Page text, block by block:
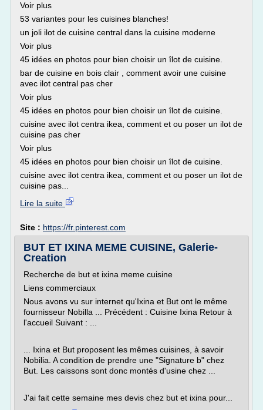
Voir plus
53 variantes pour les cuisines blanches!
un joli ilot de cuisine central dans la cuisine moderne
Voir plus
45 idées en photos pour bien choisir un îlot de cuisine.
bar de cuisine en bois clair , comment avoir une cuisine
avec ilot central pas cher
Voir plus
45 idées en photos pour bien choisir un îlot de cuisine.
cuisine avec ilot centra ikea, comment et ou poser un ilot de
cuisine pas cher
Voir plus
45 idées en photos pour bien choisir un îlot de cuisine.
cuisine avec ilot centra ikea, comment et ou poser un ilot de
cuisine pas...
Lire la suite
Site : https://fr.pinterest.com
BUT ET IXINA MEME CUISINE, Galerie-
Creation
Recherche de but et ixina meme cuisine
Liens commerciaux
Nous avons vu sur internet qu'Ixina et But ont le même
fournisseur Nobilla ... Précédent : Cuisine Ixina Retour à
l'accueil Suivant : ...
... Ixina et But proposent les mêmes cuisines, à savoir
Nobilia. A condition de prendre une "Signature b" chez
But. Les caissons sont donc montés d'usine chez ...
J'ai fait cette semaine mes devis chez but et ixina pour...